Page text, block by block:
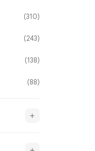
(310)
(243)
(138)
(88)